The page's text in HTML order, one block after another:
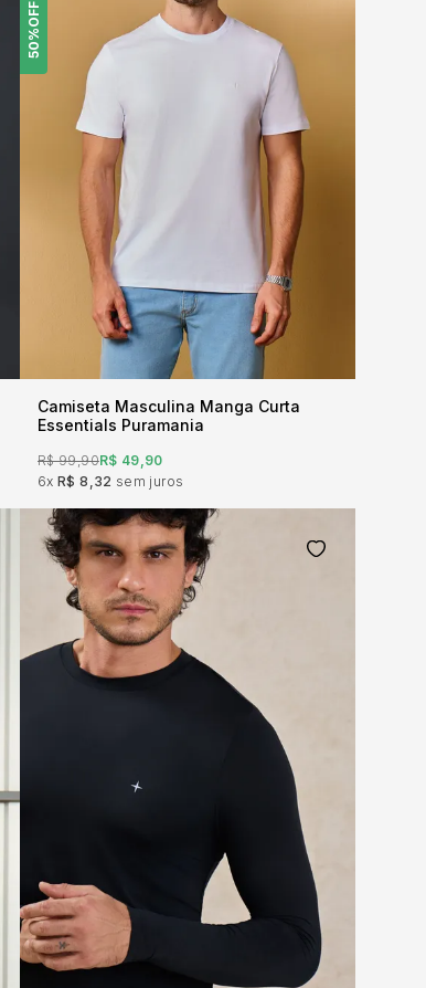
50%
OFF
Camiseta Masculina Manga Curta
Essentials Puramania
R$ 99,90R$ 49,90
6xR$ 8,32 sem juros